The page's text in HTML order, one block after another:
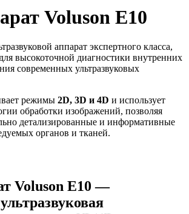
Voluson E10
аппарат экспертного класса,
высокоточной диагностики внутренних
современных ультразвуковых
режимы 2D, 3D и 4D и использует
обработки изображений, позволяя
детализированные и информативные
органов и тканей.
Voluson E10 —